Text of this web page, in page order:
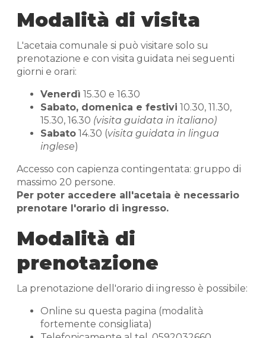
Modalità di visita
L'acetaia comunale si può visitare solo su
prenotazione e con visita guidata nei seguenti
giorni e orari:
Venerdì 15.30 e 16.30
Sabato, domenica e festivi 10.30, 11.30,
15.30, 16.30 (visita guidata in italiano)
Sabato 14.30 (visita guidata in lingua
inglese)
Accesso con capienza contingentata: gruppo di
massimo 20 persone.
Per poter accedere all'acetaia è necessario
prenotare l'orario di ingresso.
Modalità di
prenotazione
La prenotazione dell'orario di ingresso è possibile:
Online su questa pagina (modalità
fortemente consigliata)